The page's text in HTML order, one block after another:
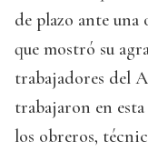
de plazo ante
que mostró su
trabajadores del
trabajaron en esta
los obreros,